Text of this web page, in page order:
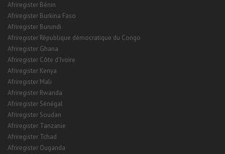
Afriregister Bénin
Afriregister Burkina Faso
Afriregister Burundi
Afriregister République démocratique du Congo
Afriregister Ghana
Afriregister Côte d'Ivoire
Afriregister Kenya
Afriregister Mali
Afriregister Rwanda
Afriregister Sénégal
Afriregister Soudan
Afriregister Tanzanie
Afriregister Tchad
Afriregister Ouganda